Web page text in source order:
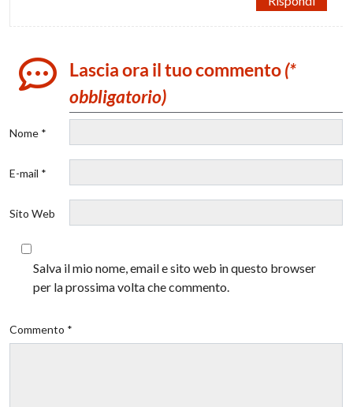
Lascia ora il tuo commento(*
obbligatorio)
Nome *
E-mail *
Sito Web
Salva il mio nome, email e sito web in questo browser
per la prossima volta che commento.
Commento *